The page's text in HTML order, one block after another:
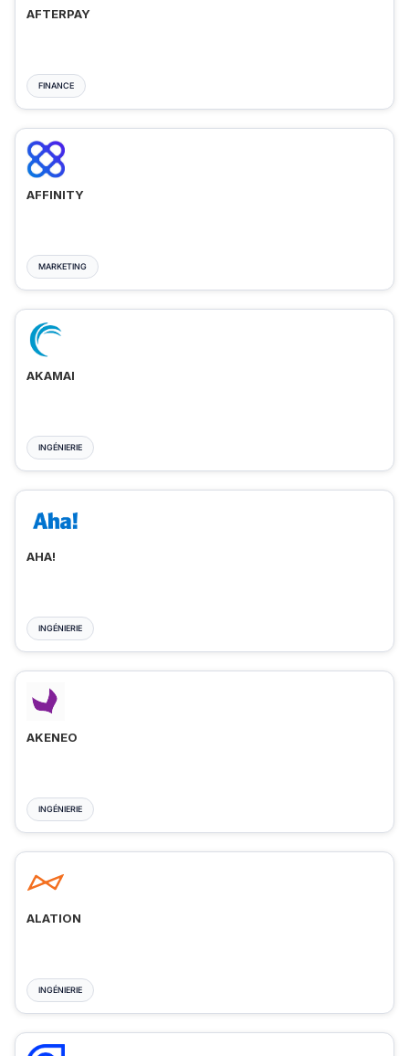
AFTERPAY
FINANCE
AFFINITY
MARKETING
AKAMAI
INGÉNIERIE
AHA!
INGÉNIERIE
AKENEO
INGÉNIERIE
ALATION
INGÉNIERIE